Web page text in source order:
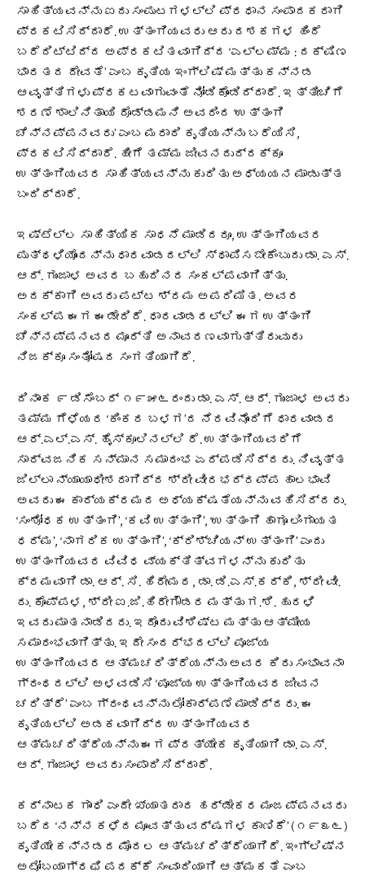
ಸಾಹಿತ್ಯವನ್ನು ಐದು ಸಂಪುಟಗಳಲ್ಲಿ ಪ್ರಧಾನ ಸಂಪಾದಕರಾಗಿ
ಪ್ರಕಟಿಸಿದ್ದಾರೆ. ಉತ್ತಂಗಿಯವರು ಆರು ದಶಕಗಳ ಹಿಂದೆ
ಬರೆದಿಟ್ಟಿದ್ದ ಅಪ್ರಕಟಿತವಾಗಿದ್ದ ‘ಎಲ್ಲಮ್ಮ : ದಕ್ಷಿಣ
ಭಾರತದ ದೇವತೆ’ ಎಂಬ ಕೃತಿಯ ಇಂಗ್ಲಿಷ್ ಮತ್ತು ಕನ್ನಡ
ಆವೃತ್ತಿಗಳು ಪ್ರಕಟವಾಗುವಂತೆ ನೋಡಿಕೊಂಡಿದ್ದಾರೆ. ಇತ್ತೀಚಿಗೆ
ಶರಣೆ ಶಾಲಿನಿತಾಯಿ ದೊಡ್ಡಮನಿ ಅವರಿಂದ ‘ಉತ್ತಂಗಿ
ಚೆನ್ನಪ್ಪನವರು’ ಎಂಬ ಮರಾಠಿ ಕೃತಿಯನ್ನು ಬರೆಯಿಸಿ,
ಪ್ರಕಟಿಸಿದ್ದಾರೆ. ಹೀಗೆ ತಮ್ಮ ಜೀವನದುದ್ದಕ್ಕೂ
ಉತ್ತಂಗಿಯವರ ಸಾಹಿತ್ಯವನ್ನು ಕುರಿತು ಅಧ್ಯಯನ ಮಾಡುತ್ತ
ಬಂದಿದ್ದಾರೆ.
ಇಷ್ಟೆಲ್ಲ ಸಾಹಿತ್ಯಿಕ ಸಾಧನೆ ಮಾಡಿದರೂ, ಉತ್ತಂಗಿಯವರ
ಪುತ್ಥಳಿಯೊಂದನ್ನು ಧಾರವಾಡದಲ್ಲಿ ಸ್ಥಾಪಿಸಬೇಕೆಂಬುದು ಡಾ. ಎಸ್.
ಆರ್. ಗುಂಜಾಳ ಅವರ ಬಹುದಿನದ ಸಂಕಲ್ಪವಾಗಿತ್ತು.
ಅದಕ್ಕಾಗಿ ಅವರು ಪಟ್ಟ ಶ್ರಮ ಅಪರಿಮಿತ. ಅವರ
ಸಂಕಲ್ಪ ಈಗ ಈಡೇರಿದೆ. ಧಾರವಾಡದಲ್ಲಿ ಈಗ ಉತ್ತಂಗಿ
ಚೆನ್ನಪ್ಪನವರ ಮೂರ್ತಿ ಅನಾವರಣವಾಗುತ್ತಿರುವುದು
ನಿಜಕ್ಕೂ ಸಂತೋಷದ ಸಂಗತಿಯಾಗಿದೆ.
ದಿನಾಂಕ ೯ ಡಿಸೆಂಬರ್ ೧೯೫೬ರಂದು ಡಾ. ಎಸ್. ಆರ್. ಗುಂಜಾಳ ಅವರು
ತಮ್ಮ ಗೆಳೆಯರ ‘ಕಿಂಕರ ಬಳಗ’ದ ನೆರವಿನೊಂದಿಗೆ ಧಾರವಾಡದ
ಆರ್.ಎಲ್.ಎಸ್. ಹೈಸ್ಕೂಲಿನಲ್ಲಿ ರೆ. ಉತ್ತಂಗಿಯವರಿಗೆ
ಸಾರ್ವಜನಿಕ ಸನ್ಮಾನ ಸಮಾರಂಭ ಏರ್ಪಡಿಸಿದ್ದರು. ನಿವೃತ್ತ
ಜಿಲ್ಲಾ ನ್ಯಾಯಾಧೀಶರಾಗಿದ್ದ ಶ್ರೀ ವೀರಭದ್ರಪ್ಪ ಹಾಲಭಾವಿ
ಅವರು ಈ ಕಾರ್ಯಕ್ರಮದ ಅಧ್ಯಕ್ಷತೆಯನ್ನು ವಹಿಸಿದ್ದರು.
‘ಸಂಶೋಧಕ ಉತ್ತಂಗಿ’, ‘ಕವಿ ಉತ್ತಂಗಿ’, ‘ಉತ್ತಂಗಿ ಹಾಗೂ ಲಿಂಗಾಯತ
ಧರ್ಮ’, ‘ನಾಗರಿಕ ಉತ್ತಂಗಿ’, ‘ಕ್ರಿಶ್ಚಿಯನ್ ಉತ್ತಂಗಿ’ ಎಂದು
ಉತ್ತಂಗಿಯವರ ವಿವಿಧ ವ್ಯಕ್ತಿತ್ವಗಳನ್ನು ಕುರಿತು
ಕ್ರಮವಾಗಿ ಡಾ. ಆರ್. ಸಿ. ಹಿರೇಮಠ, ಡಾ. ಡಿ.ಎಸ್.ಕರ್ಕಿ, ಶ್ರೀ ವೀ.
ರು. ಕೊಪ್ಪಳ, ಶ್ರೀ ಐ.ಜಿ.ಹಿರೇಗೌಡರ ಮತ್ತು ಗ.ಶಿ. ಹುರಳಿ
ಇವರು ಮಾತನಾಡಿದರು. ಇದೊಂದು ವಿಶಿಷ್ಟ ಮತ್ತು ಆತ್ಮೀಯ
ಸಮಾರಂಭವಾಗಿತ್ತು. ಇದೇ ಸಂದರ್ಭದಲ್ಲಿ ಪೂಜ್ಯ
ಉತ್ತಂಗಿಯವರ ಆತ್ಮಚರಿತ್ರೆಯನ್ನು ಅವರ ಕಿರು ಸಂಭಾವನಾ
ಗ್ರಂಥದಲ್ಲಿ ಅಳವಡಿಸಿ ‘ಪೂಜ್ಯ ಉತ್ತಂಗಿಯವರ ಜೀವನ
ಚರಿತ್ರೆ’ ಎಂಬ ಗ್ರಂಥವನ್ನು ಲೋಕಾರ್ಪಣೆ ಮಾಡಿದ್ದರು. ಈ
ಕೃತಿಯಲ್ಲಿ ಅಡಕವಾಗಿದ್ದ ಉತ್ತಂಗಿಯವರ
ಆತ್ಮಚರಿತ್ರೆಯನ್ನು ಈಗ ಪ್ರತ್ಯೇಕ ಕೃತಿಯಾಗಿ ಡಾ. ಎಸ್.
ಆರ್. ಗುಂಜಾಳ ಅವರು ಸಂಪಾದಿಸಿದ್ದಾರೆ.
ಕರ್ನಾಟಕ ಗಾಂಧಿ ಎಂದೇ ಖ್ಯಾತರಾದ ಹರ್ಡೇಕರ ಮಂಜಪ್ಪನವರು
ಬರೆದ ‘ನನ್ನ ಕಳೆದ ಮೂವತ್ತು ವರ್ಷಗಳ ಕಾಣಿಕೆ’ (೧೯೩೬)
ಕೃತಿಯೇ ಕನ್ನಡದ ಮೊದಲ ಆತ್ಮಚರಿತ್ರೆಯಾಗಿದೆ. ಇಂಗ್ಲಿಷ್ನ
ಅಟೋಬಯಾಗ್ರಫಿ ಪದಕ್ಕೆ ಸಂವಾದಿಯಾಗಿ ಆತ್ಮಕತೆ ಎಂಬ